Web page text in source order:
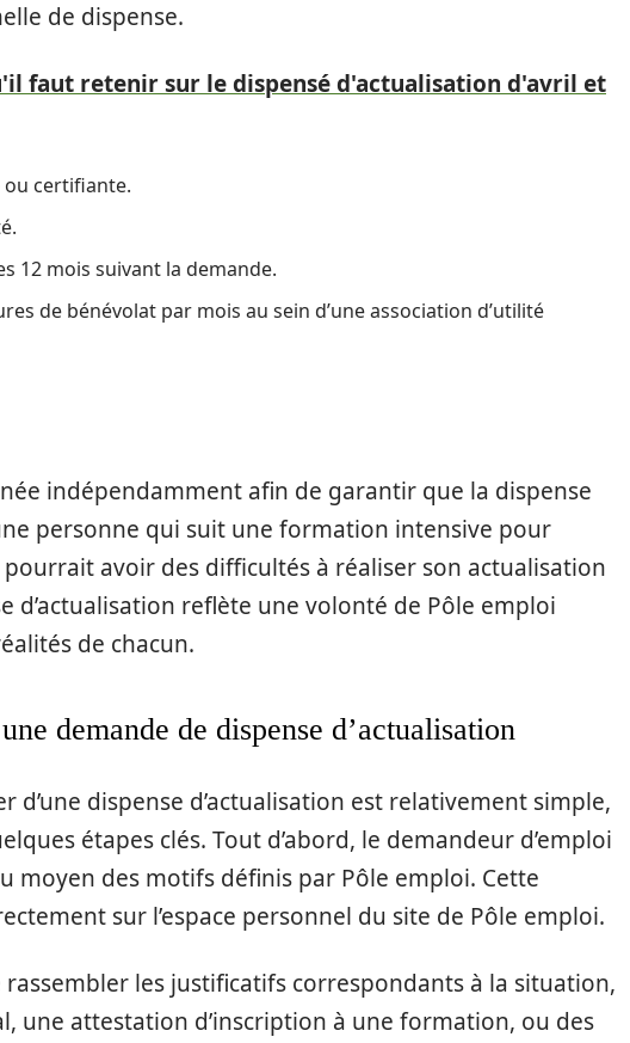
de dispense.
faut retenir sur le dispensé d'actualisation d'avril et
ou certifiante.
12 mois suivant la demande.
de bénévolat par mois au sein d’une association d’utilité
indépendamment afin de garantir que la dispense
personne qui suit une formation intensive pour
avoir des difficultés à réaliser son actualisation
d’actualisation reflète une volonté de Pôle emploi
de chacun.
demande de dispense d’actualisation
d’une dispense d’actualisation est relativement simple,
étapes clés. Tout d’abord, le demandeur d’emploi
moyen des motifs définis par Pôle emploi. Cette
sur l’espace personnel du site de Pôle emploi.
rassembler les justificatifs correspondants à la situation,
une attestation d’inscription à une formation, ou des